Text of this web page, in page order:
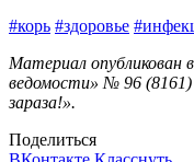
#корь #здоровье
Материал опубликован
ведомости» № 96 (8161)
зараза!».
Поделиться